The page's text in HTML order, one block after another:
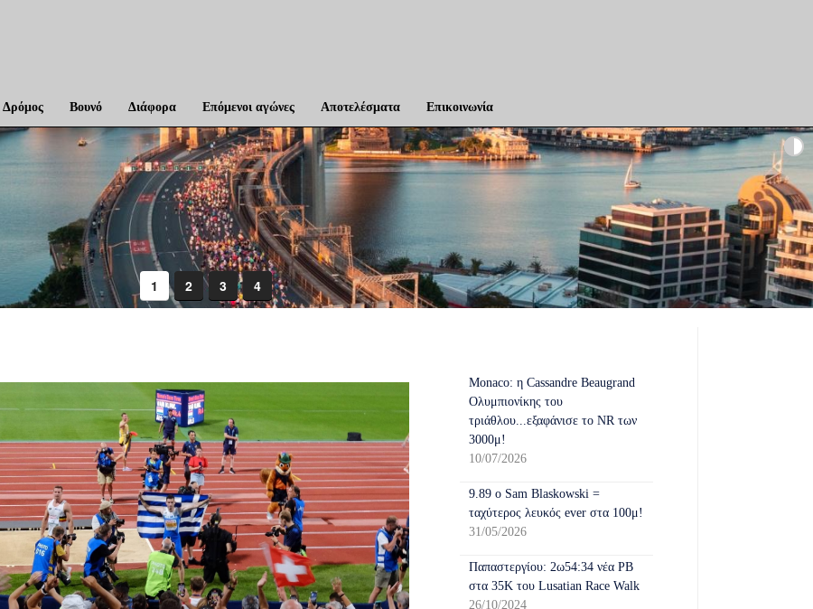
Δρόμος Βουνό Διάφορα Επόμενοι αγώνες Αποτελέσματα Επικοινωνία
1 2 3 4
Monaco: η Cassandre Beaugrand
Ολυμπιονίκης του
τριάθλου...εξαφάνισε το NR των
3000μ!
10/07/2026
9.89 o Sam Blaskοwski =
ταχύτερος λευκός ever στα 100μ!
31/05/2026
Παπαστεργίου: 2ω54:34 νέα ΡΒ
στα 35Κ του Lusatian Race Walk
26/10/2024